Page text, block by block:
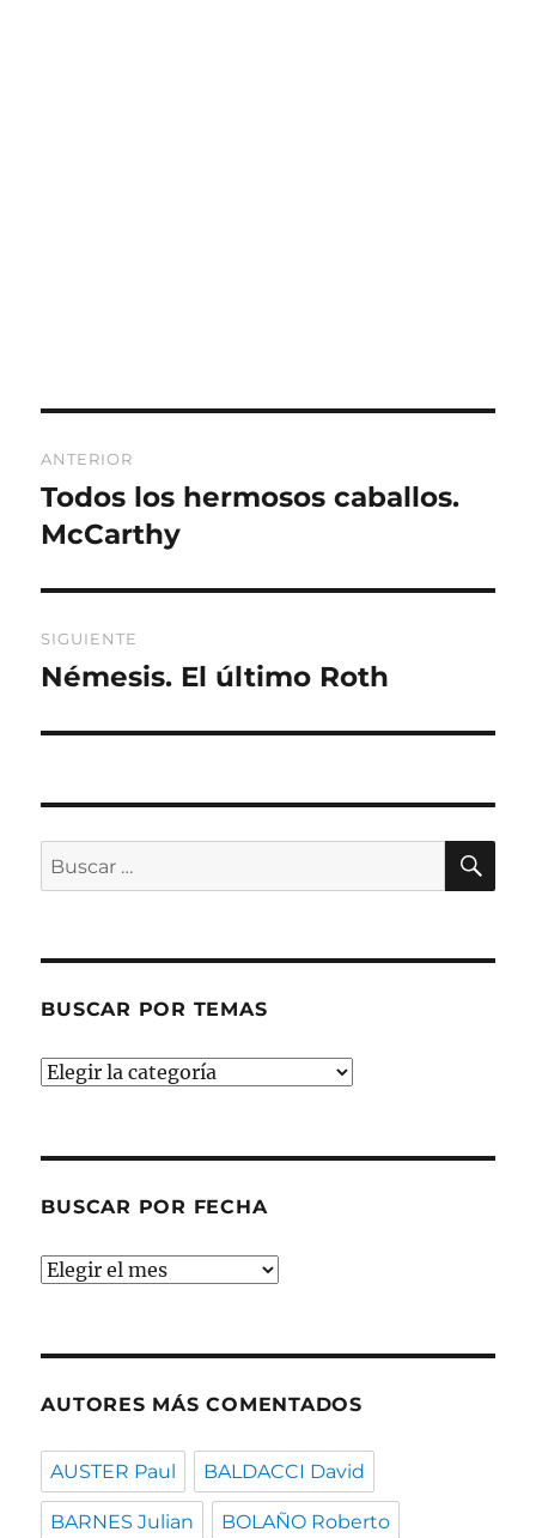
de
entradas
ANTERIOR
Entrada
anterior:
Todos los hermosos caballos.
McCarthy
SIGUIENTE
Entrada
Némesis. El último Roth
Buscar
por:
BUSCAR POR TEMAS
Buscar
BUSCAR POR FECHA
Buscar
AUTORES MÁS COMENTADOS
AUSTER Paul BALDACCI David
BARNES Julian BOLAÑO Roberto